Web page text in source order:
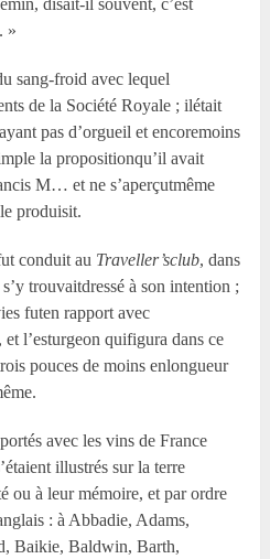
disait-il souvent, c’est
»
sang-froid avec lequel
de la Société Royale ; ilétait
pas d’orgueil et encoremoins
la propositionqu’il avait
M… et ne s’aperçutmême
produisit.
conduit au Traveller’sclub, dans
trouvaitdressé à son intention ;
futen rapport avec
l’esturgeon quifigura dans ce
pouces de moins enlongueur
avec les vins de France
illustrés sur la terre
ou à leur mémoire, et par ordre
: à Abbadie, Adams,
Baikie, Baldwin, Barth,